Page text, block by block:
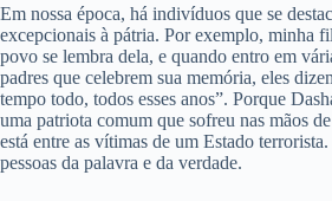
Em nossa época, há indivíduos que se
excepcionais à pátria. Por exemplo, minha
povo se lembra dela, e quando entro em
padres que celebrem sua memória, eles
tempo todo, todos esses anos”. Porque
uma patriota comum que sofreu nas mãos
está entre as vítimas de um Estado
pessoas da palavra e da verdade.